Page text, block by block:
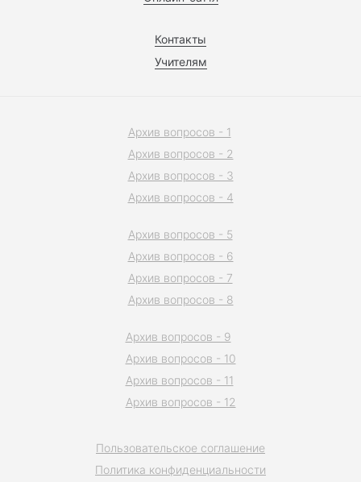
Контакты
Учителям
Пользовательское соглашение
Политика конфиденциальности
Архив вопросов - 1
Архив вопросов - 2
Архив вопросов - 3
Архив вопросов - 4
Архив вопросов - 5
Архив вопросов - 6
Архив вопросов - 7
Архив вопросов - 8
Архив вопросов - 9
Архив вопросов - 10
Архив вопросов - 11
Архив вопросов - 12